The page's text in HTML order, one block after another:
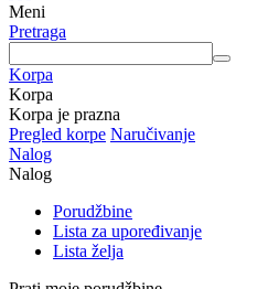
Meni
Pretraga
Korpa
Korpa
Korpa je prazna
Pregled korpe Naručivanje
Nalog
Nalog
Porudžbine
Lista za upoređivanje
Lista želja